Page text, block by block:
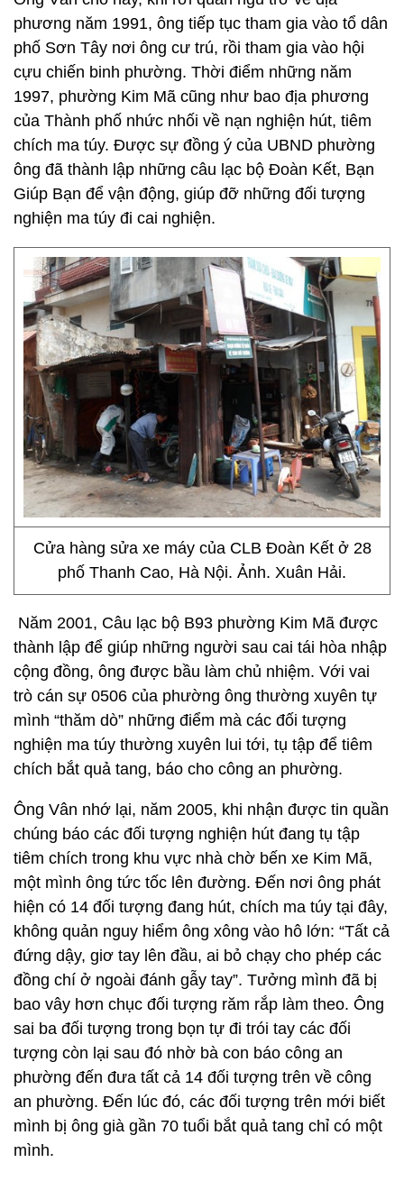
phương năm 1991, ông tiếp tục tham gia vào tổ dân
phố Sơn Tây nơi ông cư trú, rồi tham gia vào hội
cựu chiến binh phường. Thời điểm những năm
1997, phường Kim Mã cũng như bao địa phương
của Thành phố nhức nhối về nạn nghiện hút, tiêm
chích ma túy. Được sự đồng ý của UBND phường
ông đã thành lập những câu lạc bộ Đoàn Kết, Bạn
Giúp Bạn để vận động, giúp đỡ những đối tượng
nghiện ma túy đi cai nghiện.
Cửa hàng sửa xe máy của CLB Đoàn Kết ở 28
phố Thanh Cao, Hà Nội. Ảnh. Xuân Hải.
Năm 2001, Câu lạc bộ B93 phường Kim Mã được
thành lập để giúp những người sau cai tái hòa nhập
cộng đồng, ông được bầu làm chủ nhiệm. Với vai
trò cán sự 0506 của phường ông thường xuyên tự
mình “thăm dò” những điểm mà các đối tượng
nghiện ma túy thường xuyên lui tới, tụ tập để tiêm
chích bắt quả tang, báo cho công an phường.
Ông Vân nhớ lại, năm 2005, khi nhận được tin quần
chúng báo các đối tượng nghiện hút đang tụ tập
tiêm chích trong khu vực nhà chờ bến xe Kim Mã,
một mình ông tức tốc lên đường. Đến nơi ông phát
hiện có 14 đối tượng đang hút, chích ma túy tại đây,
không quản nguy hiểm ông xông vào hô lớn: “Tất cả
đứng dậy, giơ tay lên đầu, ai bỏ chạy cho phép các
đồng chí ở ngoài đánh gẫy tay”. Tưởng mình đã bị
bao vây hơn chục đối tượng răm rắp làm theo. Ông
sai ba đối tượng trong bọn tự đi trói tay các đối
tượng còn lại sau đó nhờ bà con báo công an
phường đến đưa tất cả 14 đối tượng trên về công
an phường. Đến lúc đó, các đối tượng trên mới biết
mình bị ông già gần 70 tuổi bắt quả tang chỉ có một
mình.